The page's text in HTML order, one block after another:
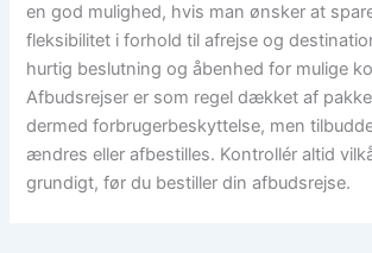
en god mulighed, hvis man ønsker at
fleksibilitet i forhold til afrejse og
hurtig beslutning og åbenhed for mulige
Afbudsrejser er som regel dækket af
dermed forbrugerbeskyttelse, men
ændres eller afbestilles. Kontrollér altid
grundigt, før du bestiller din afbudsrejse.